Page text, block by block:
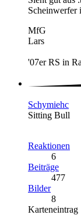
Scheinwerfer
MfG
Lars
'07er RS in
Schymiehc
Sitting Bull
Reaktionen
6
Beiträge
477
Bilder
8
Karteneintrag